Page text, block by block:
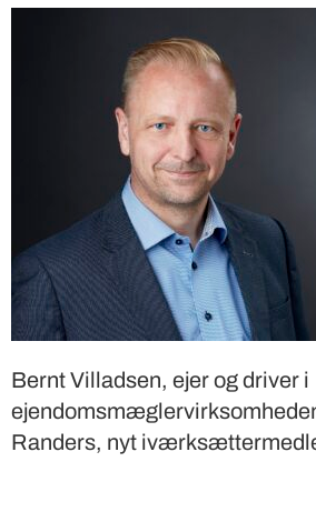
Bernt Villadsen, ejer og driver i
Randers, nyt